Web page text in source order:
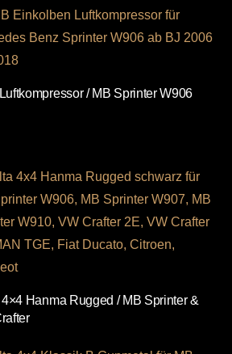
/ MB Sprinter W906
4×4 Hanma Rugged / MB Sprinter &